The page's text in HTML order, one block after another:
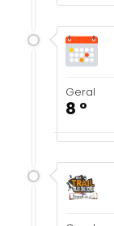
Geral
8 º